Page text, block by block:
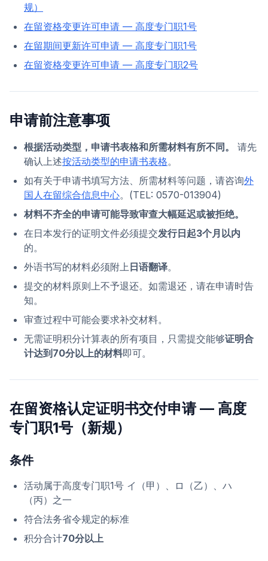
规）
在留资格变更许可申请 — 高度专门职1号
在留期间更新许可申请 — 高度专门职1号
在留资格变更许可申请 — 高度专门职2号
申请前注意事项
根据活动类型，申请书表格和所需材料有所不同。
请先
确认上述按活动类型的申请书表格。
如有关于申请书填写方法、所需材料等问题，请咨询外
国人在留综合信息中心。(TEL: 0570-013904)
材料不齐全的申请可能导致审查大幅延迟或被拒绝。
在日本发行的证明文件必须提交发行日起3个月以内
的。
外语书写的材料必须附上 日语翻译。
提交的材料原则上不予退还。如需退还，请在申请时告
知。
审查过程中可能会要求补交材料。
无需证明积分计算表的所有项目，只需提交能够证明合
计达到70分以上的材料即可。
在留资格认定证明书交付申请 — 高度
专门职1号（新规）
条件
活动属于高度专门职1号 イ（甲）、ロ（乙）、ハ
（丙）之一
符合法务省令规定的标准
积分合计70分以上